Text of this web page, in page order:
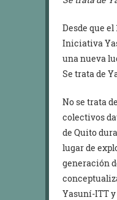
Desde que
Iniciativa
una nueva
Se trata de
No se trata
colectivos
de Quito
lugar de
generación
Yasuní-ITT